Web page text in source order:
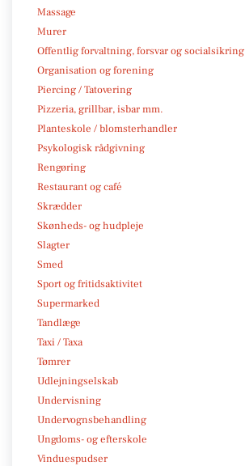
Massage
Murer
Offentlig forvaltning, forsvar og socialsikring
Organisation og forening
Piercing / Tatovering
Pizzeria, grillbar, isbar mm.
Planteskole / blomsterhandler
Psykologisk rådgivning
Rengøring
Restaurant og café
Skrædder
Skønheds- og hudpleje
Slagter
Smed
Sport og fritidsaktivitet
Supermarked
Tandlæge
Taxi / Taxa
Tømrer
Udlejningselskab
Undervisning
Undervognsbehandling
Ungdoms- og efterskole
Vinduespudser